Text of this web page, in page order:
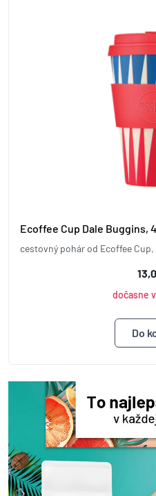
Ecoffee Cup Dale Buggins,
cestovný pohár od Ecoffee
dočasne